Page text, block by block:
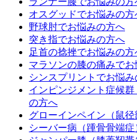
オスグッドでお悩みの方
野球肘でお悩みの方へ
突き指でお悩みの方へ
足首の捻挫でお悩みの方
マラソンの膝の痛みで
シンスプリントでお悩
インピンジメント症候
の方へ
グローインペイン（鼠
シーバー病（踵骨骨端